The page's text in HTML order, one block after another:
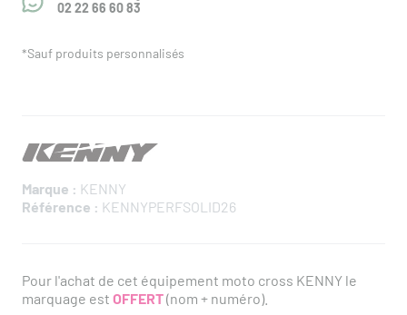
02 22 66 60 83
*Sauf produits personnalisés
Marque : KENNY
Référence : KENNYPERFSOLID26
Pour l'achat de cet équipement moto cross KENNY le
marquage est OFFERT(nom + numéro).